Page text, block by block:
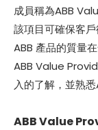
成員稱為ABB
該項目可確保客
ABB 產品的質量
ABB Value
入的了解，並熟悉
ABB Value